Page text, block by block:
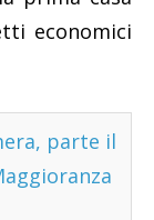
economici
parte il